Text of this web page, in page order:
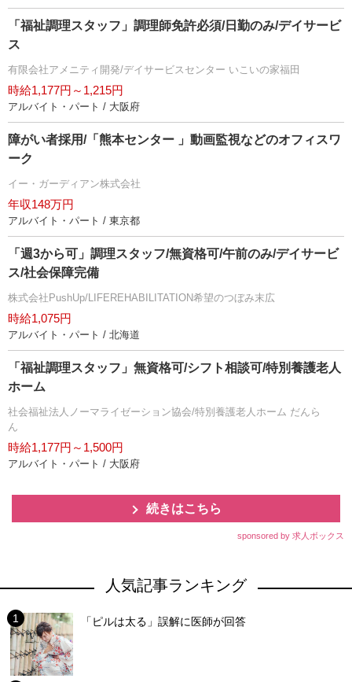
「福祉調理スタッフ」調理師免許必須/日勤のみ/デイサービ
ス
有限会社アメニティ開発/デイサービスセンター いこいの家福田
時給1,177円～1,215円
アルバイト・パート / 大阪府
障がい者採用/「熊本センター 」動画監視などのオフィスワ
ーク
イー・ガーディアン株式会社
年収148万円
アルバイト・パート / 東京都
「週3から可」調理スタッフ/無資格可/午前のみ/デイサービ
ス/社会保障完備
株式会社PushUp/LIFEREHABILITATION希望のつぼみ末広
時給1,075円
アルバイト・パート / 北海道
「福祉調理スタッフ」無資格可/シフト相談可/特別養護老人
ホーム
社会福祉法人ノーマライゼーション協会/特別養護老人ホーム だんら
ん
時給1,177円～1,500円
アルバイト・パート / 大阪府
続きはこちら
sponsored by 求人ボックス
人気記事ランキング
「ピルは太る」誤解に医師が回答